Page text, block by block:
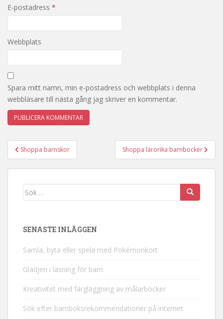
E-postadress *
Webbplats
Spara mitt namn, min e-postadress och webbplats i denna
webbläsare till nästa gång jag skriver en kommentar.
Inläggsnavigering
Shoppa barnskor Shoppa lärorika barnböcker
Sök
SENASTE INLÄGGEN
Samla, byta eller spela med Pokémonkort
Glädjen i läsning för barn
Kreativitet med färgläggning av målarböcker
Sök efter barnboksrekommendationer på internet